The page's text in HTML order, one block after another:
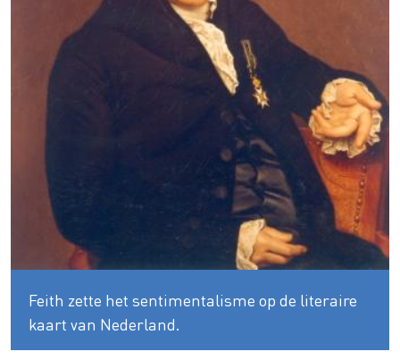
Feith zette het sentimentalisme op de literaire
kaart van Nederland.